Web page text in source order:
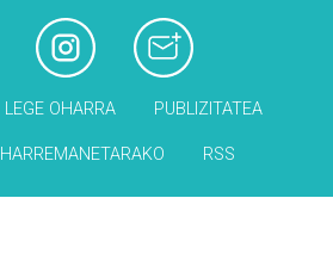
LEGE OHARRA PUBLIZITATEA
HARREMANETARAKO RSS